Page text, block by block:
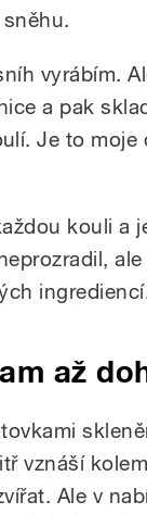
vyrábím.
a pak
Je to moje
kouli a
až
vznáší
Ale v